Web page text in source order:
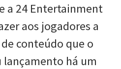
a 24 Entertainment
aos jogadores a
conteúdo que o
lançamento há um